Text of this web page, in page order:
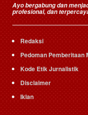
Ayo bergabung dan
profesional, dan
Redaksi
Pedoman Pemberitaan
Kode Etik Jurnalistik
Disclaimer
Iklan